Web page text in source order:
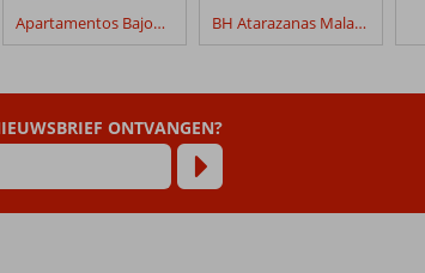
Apartamentos Bajondillo BH Atarazanas Malaga Boutique Hotel
ONTVANGEN?